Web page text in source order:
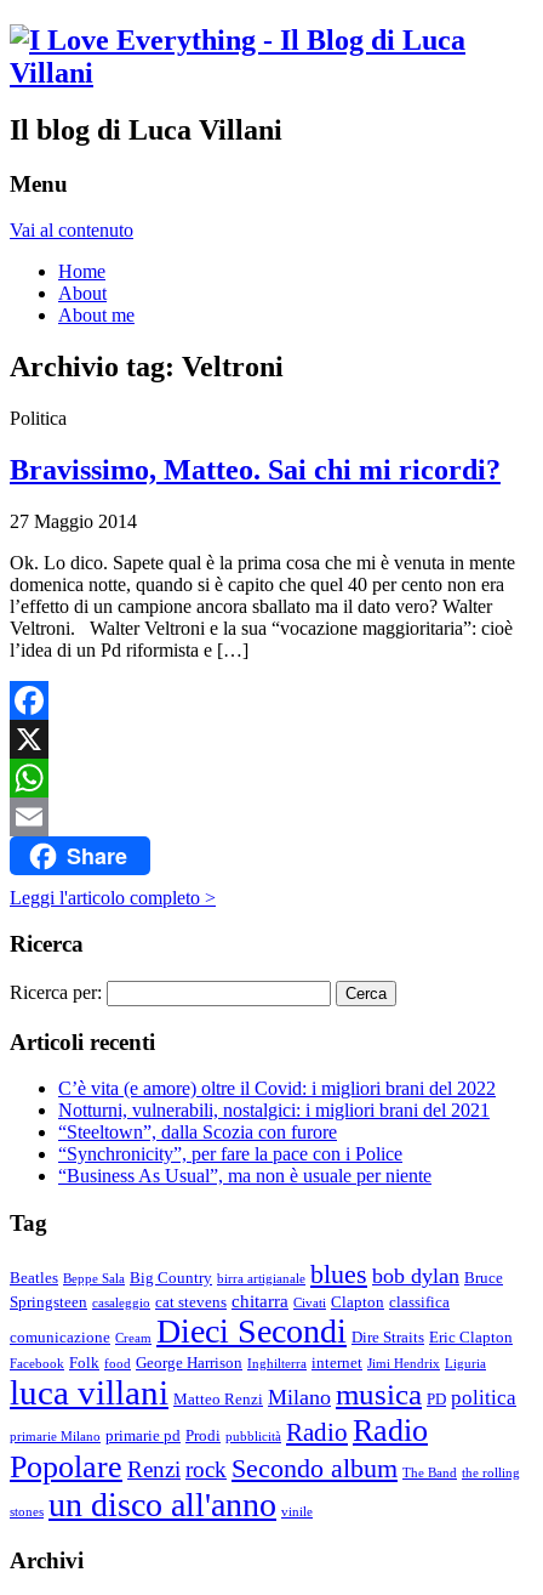
Il blog di Luca Villani
Menu
Vai al contenuto
Home
About
About me
Archivio tag: Veltroni
Politica
Bravissimo, Matteo. Sai chi mi ricordi?
27 Maggio 2014
Ok. Lo dico. Sapete qual è la prima cosa che mi è venuta in mente
domenica notte, quando si è capito che quel 40 per cento non era
l’effetto di un campione ancora sballato ma il dato vero? Walter
Veltroni. Walter Veltroni e la sua “vocazione maggioritaria”: cioè
l’idea di un Pd riformista e […]
Facebook
X
WhatsApp
Email Share
Leggi l'articolo completo >
Ricerca
Ricerca per:
Articoli recenti
C’è vita (e amore) oltre il Covid: i migliori brani del 2022
Notturni, vulnerabili, nostalgici: i migliori brani del 2021
“Steeltown”, dalla Scozia con furore
“Synchronicity”, per fare la pace con i Police
“Business As Usual”, ma non è usuale per niente
Tag
Beatles Beppe Sala Big Country birra artigianale blues bob dylan Bruce
Springsteen casaleggio cat stevens chitarra Civati Clapton classifica
comunicazione Cream Dieci Secondi Dire Straits Eric Clapton
Facebook Folk food George Harrison Inghilterra internet Jimi Hendrix Liguria
luca villani Matteo Renzi Milano musica PD politica
primarie Milano primarie pd Prodi pubblicità Radio Radio
Popolare Renzi rock Secondo album The Band the rolling
stones un disco all'anno vinile
Archivi